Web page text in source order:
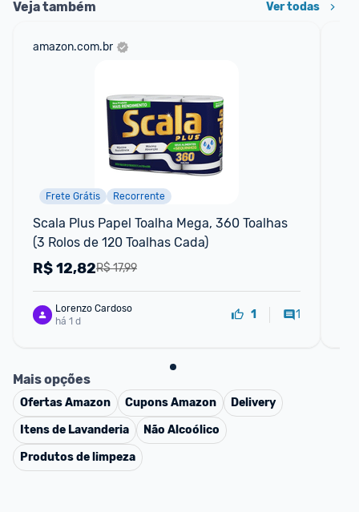
Veja também Ver todas
amazon.com.br
Frete Grátis Recorrente
Scala Plus Papel Toalha Mega, 360 Toalhas
(3 Rolos de 120 Toalhas Cada)
R$ 17,99
R$12,82
Lorenzo Cardoso
há 1 d
1 1
Mais opções
OfertasAmazon CuponsAmazon
Delivery
Itens de Lavanderia
Não Alcoólico
Produtos de limpeza